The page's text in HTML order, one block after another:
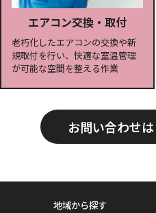
エアコン交換・取付
老朽化したエアコンの交換や新
規取付を行い、快適な室温管理
が可能な空間を整える作業
お問い合わせ
地域から探す